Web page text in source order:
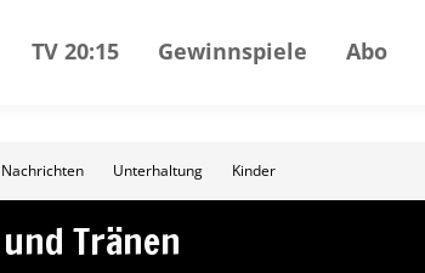
TV 20:15 Gewinnspiele Abo
Nachrichten Unterhaltung Kinder
Tränen